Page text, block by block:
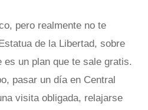
pero realmente no te
de la Libertad, sobre
es un plan que te sale gratis.
pasar un día en Central
visita obligada, relajarse